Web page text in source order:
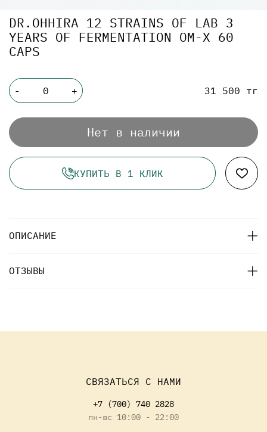
DR.OHHIRA 12 STRAINS OF LAB 3
YEARS OF FERMENTATION OM-X 60
CAPS
- + 31 500 тг
Нет в наличии
КУПИТЬ В 1 КЛИК
ОПИСАНИЕ
ОТЗЫВЫ
СВЯЗАТЬСЯ С НАМИ
+7 (700) 740 2828
пн-вс 10:00 - 22:00